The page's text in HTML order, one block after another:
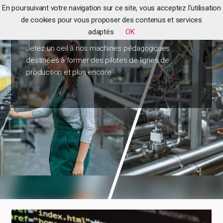
Nos maquettes pédagogiques
Jetez un oeil à nos machines pédagogiques
destinées à former des pilotes de lignes de
production et plus encore.
En poursuivant votre navigation sur ce site, vous acceptez l'utilisation
de cookies pour vous proposer des contenus et services
adaptés
OK